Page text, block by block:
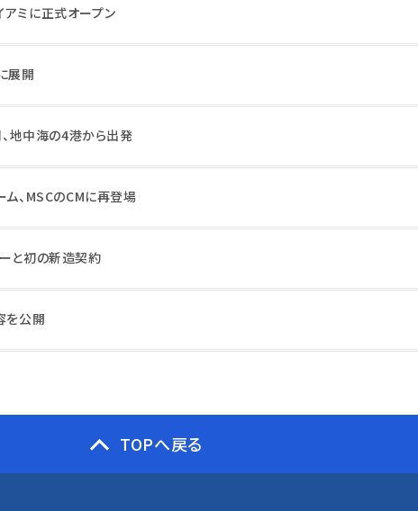
アミに正式オープン
展開
地中海の4港から出発
ム、MSCのCMに再登場
と初の新造契約
を公開
TOPへ戻る